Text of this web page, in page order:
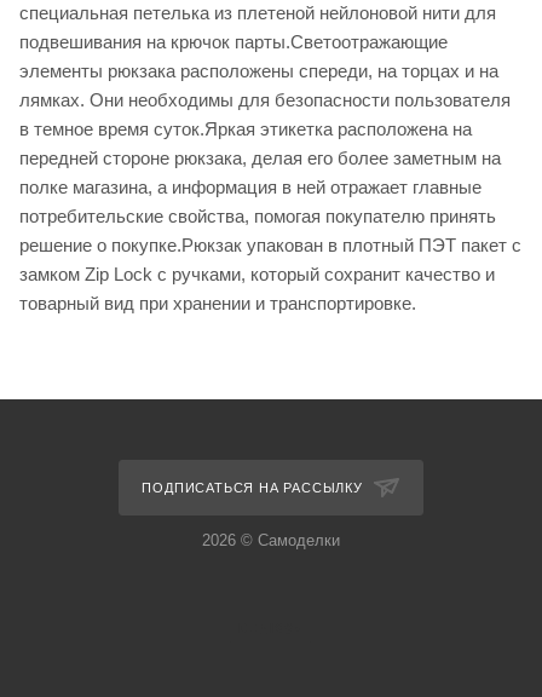
специальная петелька из плетеной нейлоновой нити для
подвешивания на крючок парты.Светоотражающие
элементы рюкзака расположены спереди, на торцах и на
лямках. Они необходимы для безопасности пользователя
в темное время суток.Яркая этикетка расположена на
передней стороне рюкзака, делая его более заметным на
полке магазина, а информация в ней отражает главные
потребительские свойства, помогая покупателю принять
решение о покупке.Рюкзак упакован в плотный ПЭТ пакет с
замком Zip Lock с ручками, который сохранит качество и
товарный вид при хранении и транспортировке.
ПОДПИСАТЬСЯ НА РАССЫЛКУ
2026 © Самоделки